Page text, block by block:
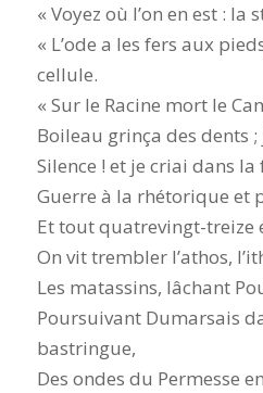
« Voyez où l’on en est :
« L’ode a les fers aux
cellule.
« Sur le Racine mort le
Boileau grinça des dents
Silence ! et je criai dans
Guerre à la rhétorique et
Et tout quatrevingt-treize
On vit trembler l’athos,
Les matassins, lâchant
Poursuivant Dumarsais
bastringue,
Des ondes du Permesse